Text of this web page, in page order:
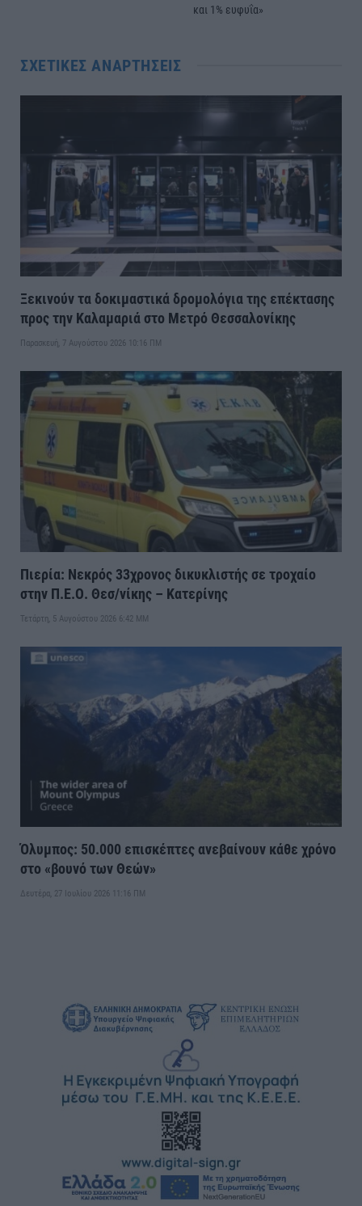
και 1% ευφυΐα»
ΣΧΕΤΙΚΈΣ ΑΝΑΡΤΉΣΕΙΣ
Ξεκινούν τα δοκιμαστικά δρομολόγια της επέκτασης
προς την Καλαμαριά στο Μετρό Θεσσαλονίκης
Παρασκευή, 7 Αυγούστου 2026 10:16 ΠΜ
Πιερία: Νεκρός 33χρονος δικυκλιστής σε τροχαίο
στην Π.Ε.Ο. Θεσ/νίκης – Κατερίνης
Τετάρτη, 5 Αυγούστου 2026 6:42 ΜΜ
Όλυμπος: 50.000 επισκέπτες ανεβαίνουν κάθε χρόνο
στο «βουνό των Θεών»
Δευτέρα, 27 Ιουλίου 2026 11:16 ΠΜ